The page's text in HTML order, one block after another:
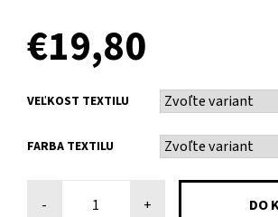
€19,80
VEĽKOST TEXTILU
FARBA TEXTILU
- +